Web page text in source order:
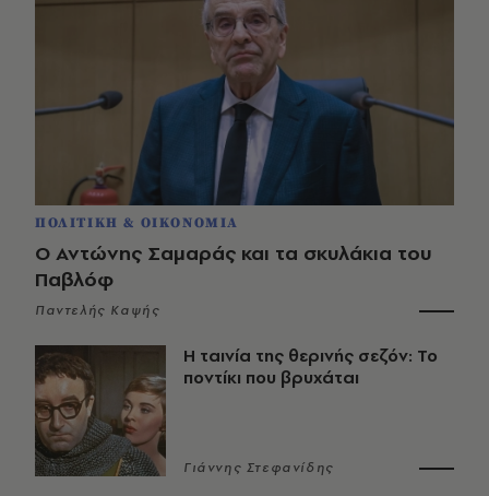
ΠΟΛΙΤΙΚΗ & ΟΙΚΟΝΟΜΙΑ
Ο Αντώνης Σαμαράς και τα σκυλάκια του
Παβλόφ
Παντελής Καψής
Η ταινία της θερινής σεζόν: Το
ποντίκι που βρυχάται
Γιάννης Στεφανίδης